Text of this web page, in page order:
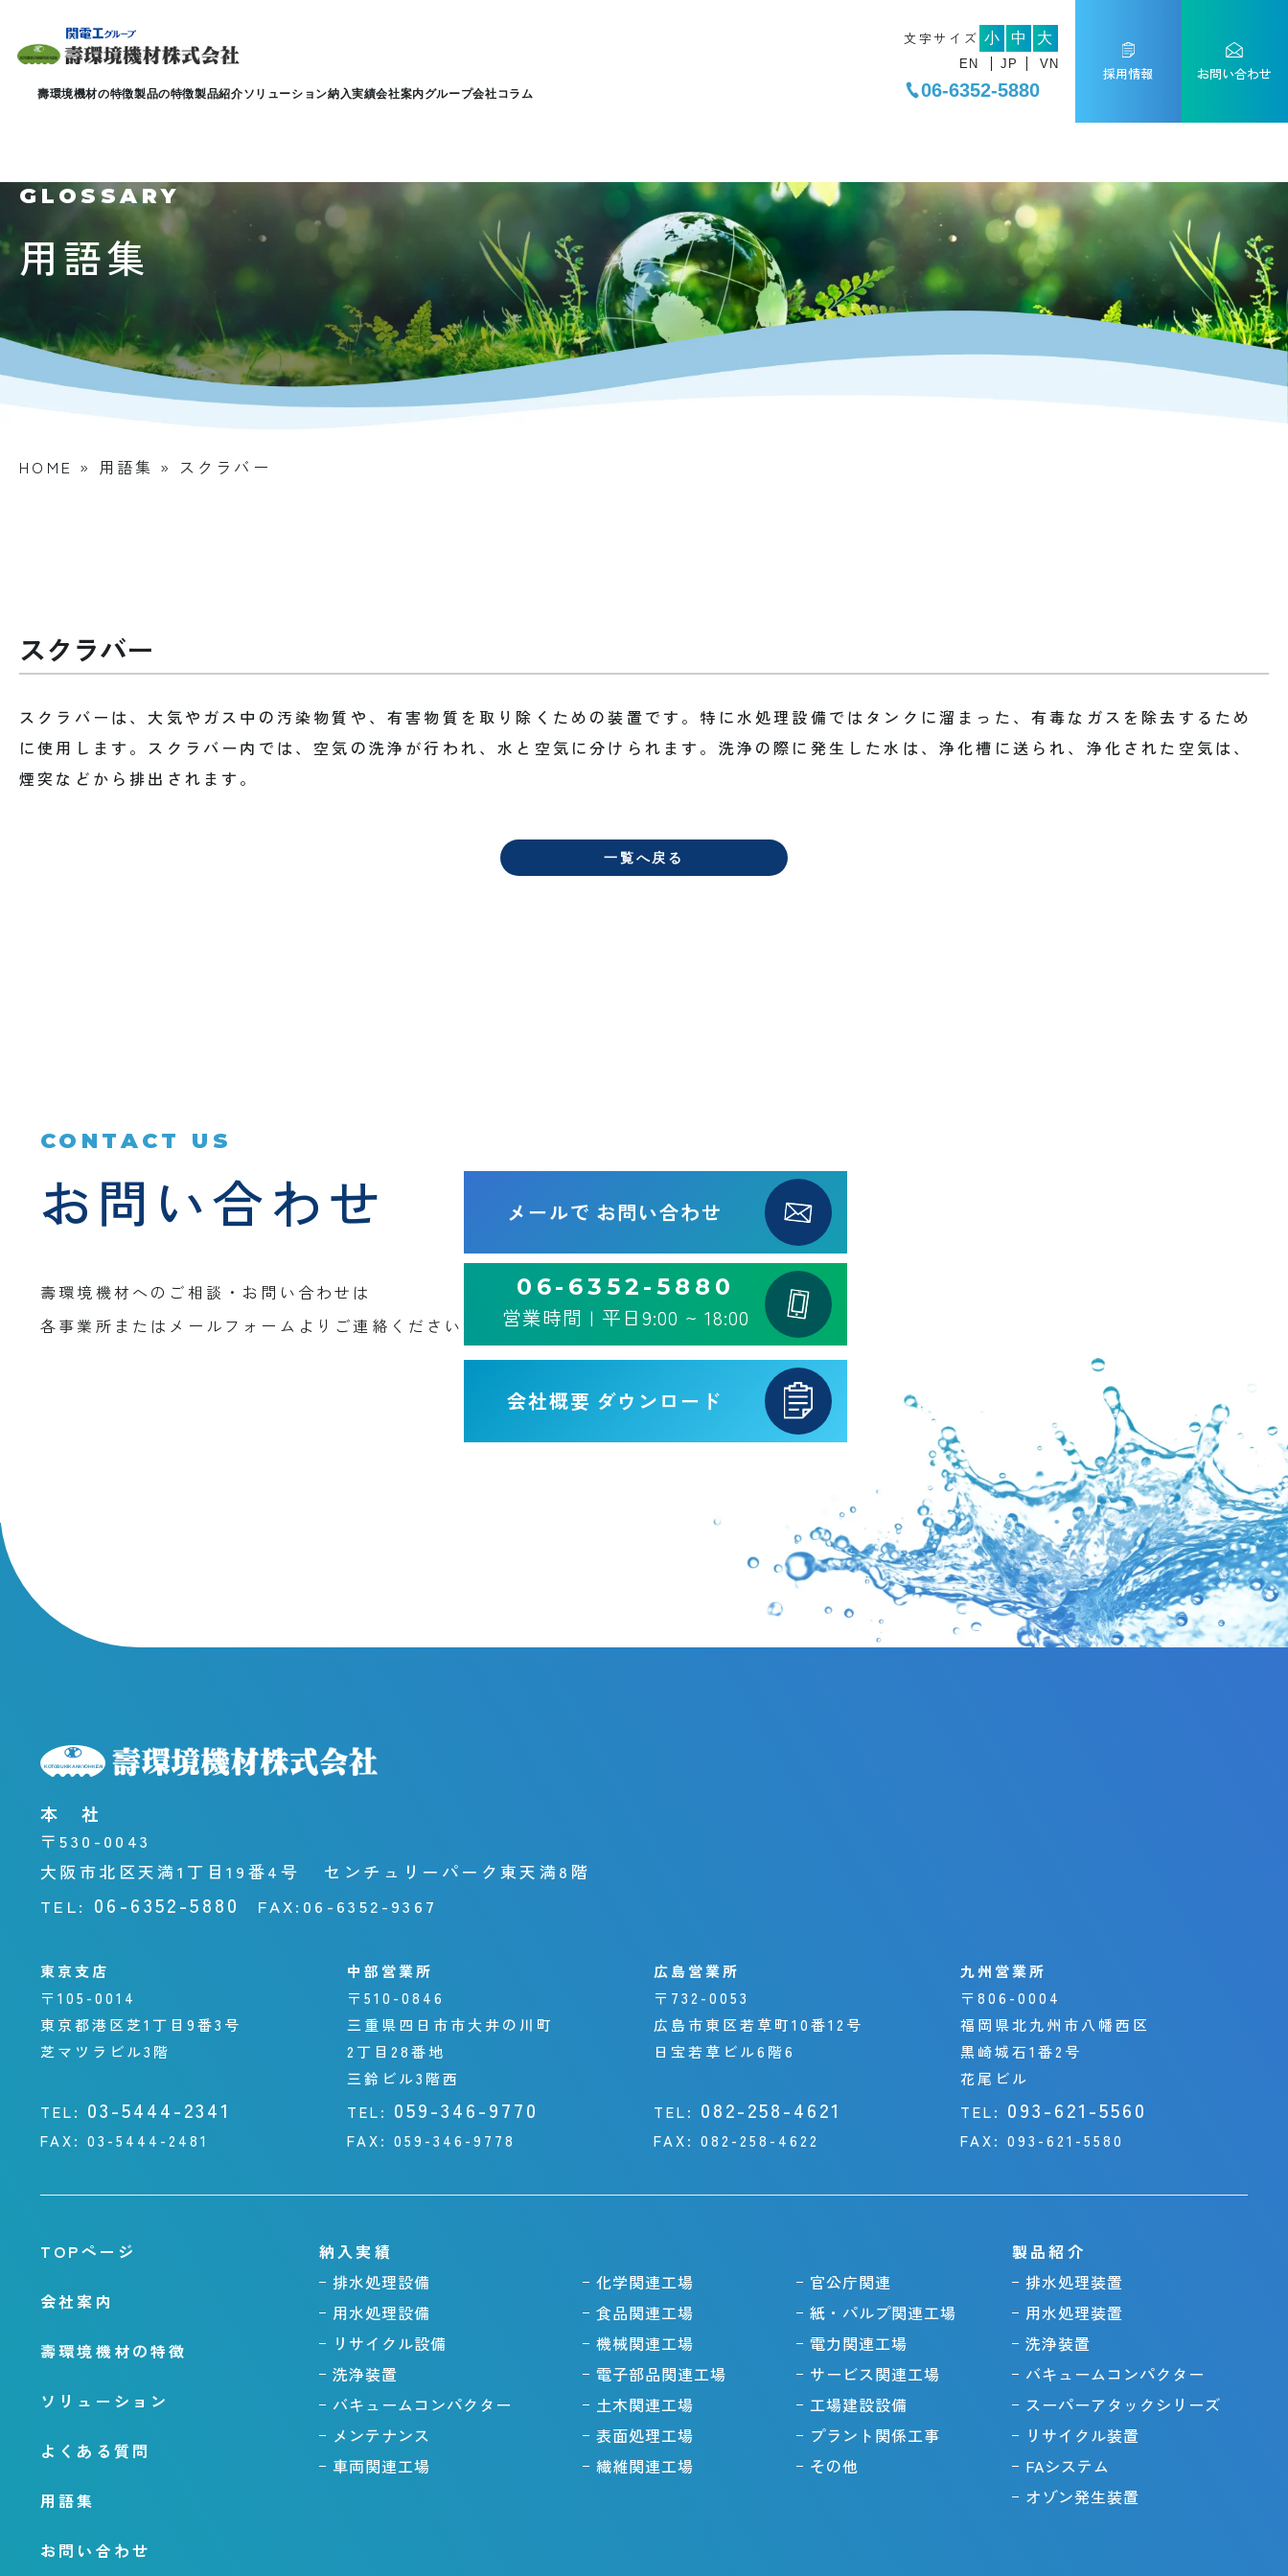
壽環境機材の特徴製品の特徴製品紹介ソリューション納入実績会社案内グループ会社 コラム
文字サイズ 小 中 大
EN JP VN
06-6352-5880
採用情報 お問い合わせ
GLOSSARY
用語集
HOME » 用語集 » スクラバー
スクラバー
スクラバーは、大気やガス中の汚染物質や、有害物質を取り除くための装置です。特に水処理設備ではタンクに溜まった、有毒なガスを除去するため
に使用します。スクラバー内では、空気の洗浄が行われ、水と空気に分けられます。洗浄の際に発生した水は、浄化槽に送られ、浄化された空気は、
煙突などから排出されます。
一覧へ戻る
CONTACT US
お問い合わせ
壽環境機材へのご相談・お問い合わせは
各事業所またはメールフォームよりご連絡ください
メールで お問い合わせ
06-6352-5880
営業時間 | 平日9:00 ~ 18:00
会社概要 ダウンロード
本 社
〒530-0043
大阪市北区天満1丁目19番4号
センチュリーパーク東天満8階
TEL: 06-6352-5880 FAX: 06-6352-9367
東京支店
〒105-0014
東京都港区芝1丁目9番3号
芝マツラビル3階
TEL: 03-5444-2341
FAX: 03-5444-2481
中部営業所
〒510-0846
三重県四日市市大井の川町
2丁目28番地
三鈴ビル3階西
TEL: 059-346-9770
FAX: 059-346-9778
広島営業所
〒732-0053
広島市東区若草町10番12号
日宝若草ビル6階6
TEL: 082-258-4621
FAX: 082-258-4622
九州営業所
〒806-0004
福岡県北九州市八幡西区
黒崎城石1番2号
花尾ビル
TEL: 093-621-5560
FAX: 093-621-5580
TOPページ
会社案内
壽環境機材の特徴
ソリューション
よくある質問
用語集
お問い合わせ
納入実績
排水処理設備
用水処理設備
リサイクル設備
洗浄装置
バキュームコンパクター
メンテナンス
車両関連工場
化学関連工場
食品関連工場
機械関連工場
電子部品関連工場
土木関連工場
表面処理工場
繊維関連工場
官公庁関連
紙・パルプ関連工場
電力関連工場
サービス関連工場
工場建設設備
プラント関係工事
その他
製品紹介
排水処理装置
用水処理装置
洗浄装置
バキュームコンパクター
スーパーアタックシリーズ
リサイクル装置
FAシステム
オゾン発生装置